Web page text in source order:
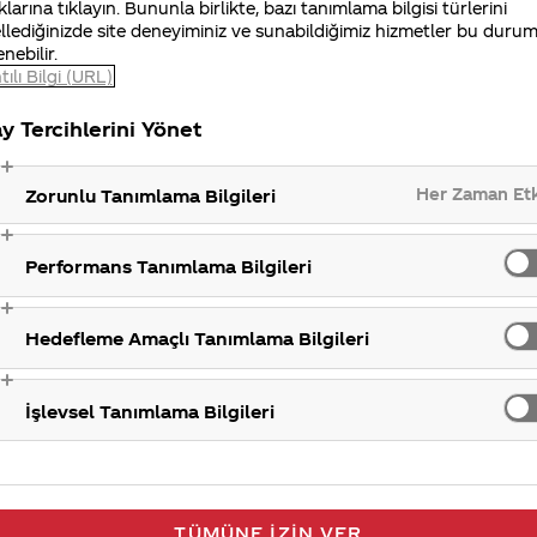
Merak Ettim sitemizi ziyaret ettiğiniz için
tıklayın. Bununla birlikte, bazı tanımlama bilgisi türlerini
site deneyiminiz ve sunabildiğimiz hizmetler bu
Bilgi (URL)
Tercihlerini Yönet
Zorunlu Tanımlama Bilgileri Her Zaman
Performans Tanımlama Bilgileri
Hedefleme Amaçlı Tanımlama Bilgileri
İşlevsel Tanımlama Bilgileri
TÜMÜNE İZIN VER